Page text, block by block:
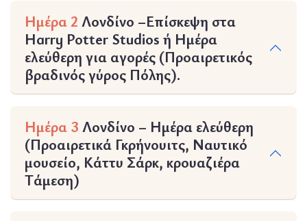
Ημέρα 2 Λονδίνο –Επίσκεψη στα
Harry Potter Studios ή Ημέρα
ελεύθερη για αγορές (Προαιρετικός
βραδινός γύρος Πόλης).
Ημέρα 3 Λονδίνο – Ημέρα ελεύθερη
(Προαιρετικά Γκρήνουιτς, Ναυτικό
μουσείο, Κάττυ Σάρκ, κρουαζιέρα
Τάμεση)